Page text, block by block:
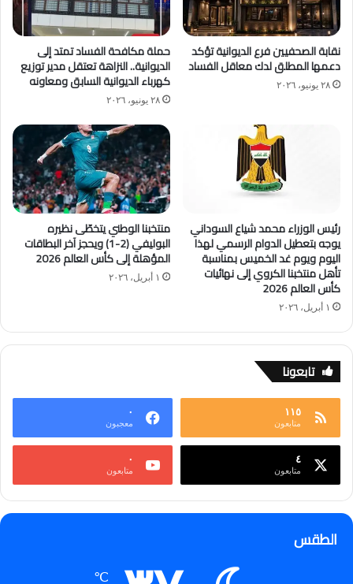
نقابة الصحفيين فرع الديوانية تؤكد
دعمها المطلق لدك معاقل الفساد
٢٨ يونيو، ٢٠٢٦
حملة مكافحة الفساد تمتد إلى
الديوانية.. النزاهة تعتقل مدير توزيع
كهرباء الديوانية السابق ومعاونه
٢٨ يونيو، ٢٠٢٦
رئيس الوزراء محمد شياع السوداني
يوجه بتعطيل الدوام الرسمي لهذا
اليوم ويوم غد الخميس بمناسبة
تأهل منتخبنا الكروي إلى نهائيات
كأس العالم 2026
١ أبريل، ٢٠٢٦
منتخبنا الوطني يتخطّى نظيره
البوليفي (2-1) ويحجز آخر البطاقات
المؤهلة إلى كأس العالم 2026
١ أبريل، ٢٠٢٦
تابعونا
١١٥
متابعون
٠
معجبون
٤
متابعون
٠
متابعون
الطقس
℃